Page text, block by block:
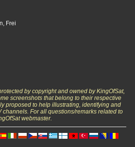
Frei
by copyright and owned by KingOfSat,
screenshots that belong to their respective
proposed to help illustrating, identifying and
channels. For all questions/remarks related to
webmaster.